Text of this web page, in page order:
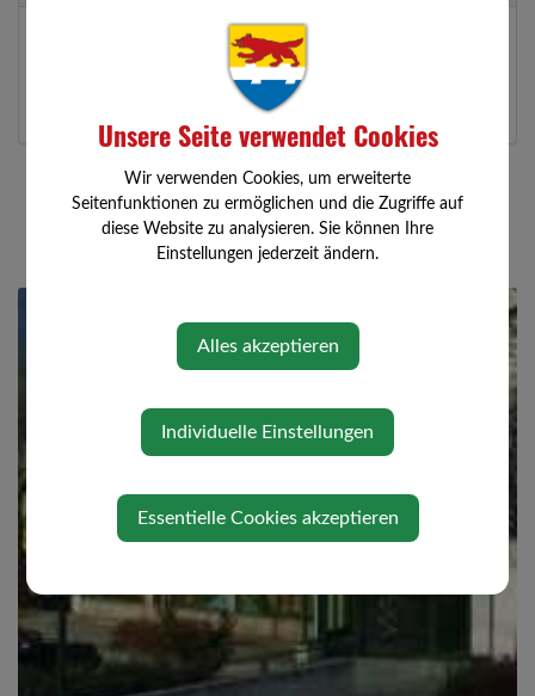
Unsere Seite verwendet Cookies
Wir verwenden Cookies, um erweiterte
Seitenfunktionen zu ermöglichen und die Zugriffe auf
diese Website zu analysieren. Sie können Ihre
Einstellungen jederzeit ändern.
Alles akzeptieren
Individuelle Einstellungen
Essentielle Cookies akzeptieren